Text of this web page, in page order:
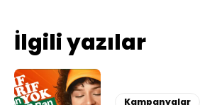
İlgili yazılar
Kampanyalar